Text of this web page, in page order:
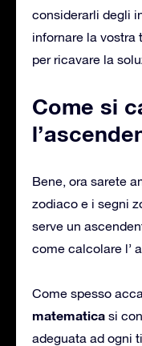
considerarli degli
infornare la vostra
per ricavare la
Come si
Bene, ora sarete
zodiaco e i segni
serve un
come calcolare l’
Come spesso
matematica si
adeguata ad ogni